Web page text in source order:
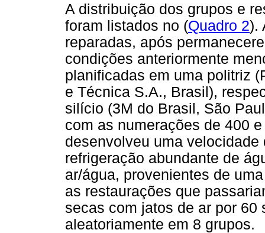
A distribuição dos grupos e
foram listados no (Quadro 2).
reparadas, após
condições anteriormente
planificadas em uma politriz
e Técnica S.A., Brasil),
silício (3M do Brasil, São
com as numerações de 400
desenvolveu uma
refrigeração abundante de
ar/água, provenientes de
as restaurações que
secas com jatos de ar por
aleatoriamente em 8 grupos.